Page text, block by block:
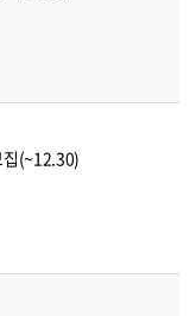
집(~12.30)